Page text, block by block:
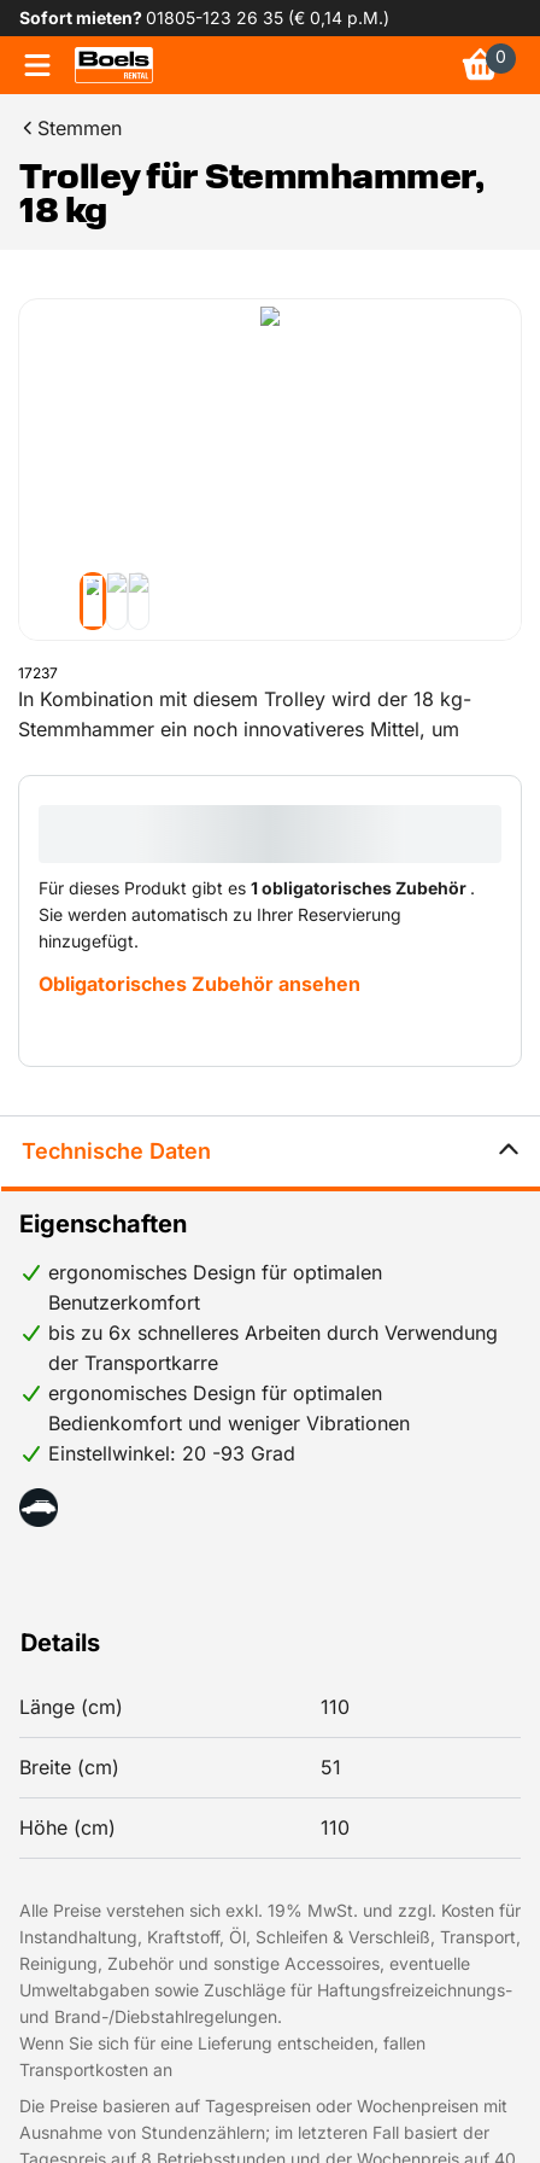
Sofort mieten?01805-123 26 35 (€ 0,14 p.M.)
0
Stemmen
Trolley für Stemmhammer,
18 kg
17237
In Kombination mit diesem Trolley wird der 18 kg-
Stemmhammer ein noch innovativeres Mittel, um
Beispiel Kork von Beton- oder Holzunterböden zu
Beton, Stein usw. zu brechen. Dadurch, dass der
Trolley ein Mehrfaches des Stemmhammer-Gewichtes
trägt und aufgrund der Tatsache, dass der Anwender
durch Variieren des Einstellwinkels eine angenehmere
Haltung bei der Arbeit einnimmt, trägt dieser Trolley
Für dieses Produkt gibt es 1 obligatorisches Zubehör .
Sie werden automatisch zu Ihrer Reservierung
hinzugefügt.
Obligatorisches Zubehör ansehen
Technische Daten
Details
Länge (cm) 110
Breite (cm) 51
Höhe (cm) 110
Eigenschaften
ergonomisches Design für optimalen
Benutzerkomfort
bis zu 6x schnelleres Arbeiten durch Verwendung
der Transportkarre
ergonomisches Design für optimalen
Bedienkomfort und weniger Vibrationen
Einstellwinkel: 20 -93 Grad
Alle Preise verstehen sich exkl. 19% MwSt. und zzgl. Kosten für
Instandhaltung, Kraftstoff, Öl, Schleifen & Verschleiß, Transport,
Reinigung, Zubehör und sonstige Accessoires, eventuelle
Umweltabgaben sowie Zuschläge für Haftungsfreizeichnungs-
und Brand-/Diebstahlregelungen.
Wenn Sie sich für eine Lieferung entscheiden, fallen
Transportkosten an
Die Preise basieren auf Tagespreisen oder Wochenpreisen mit
Ausnahme von Stundenzählern; im letzteren Fall basiert der
Tagespreis auf 8 Betriebsstunden und der Wochenpreis auf 40